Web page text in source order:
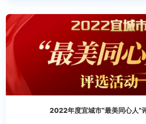
2022年度宜城市“最美同心人”